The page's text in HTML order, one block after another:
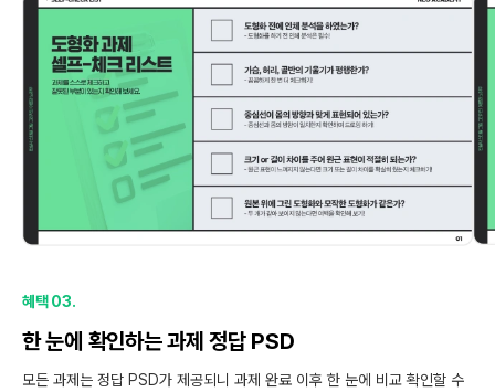
혜택 03.
한 눈에 확인하는 과제 정답 PSD
모든 과제는 정답 PSD가 제공되니 과제 완료 이후 한 눈에 비교 확인할 수